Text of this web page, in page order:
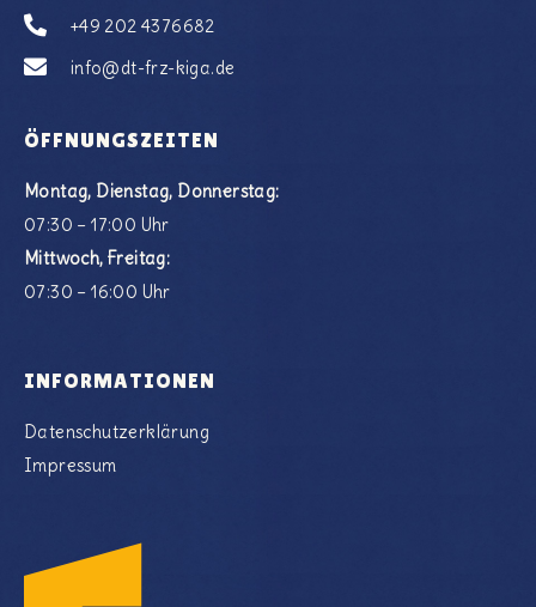
+49 202 4376682
info@dt-frz-kiga.de
ÖFFNUNGSZEITEN
Montag, Dienstag, Donnerstag:
07:30 – 17:00 Uhr
Mittwoch, Freitag:
07:30 – 16:00 Uhr
INFORMATIONEN
Datenschutzerklärung
Impressum